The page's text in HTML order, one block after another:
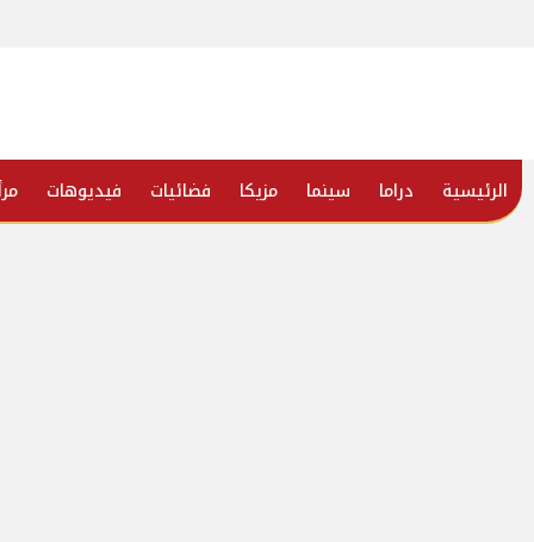
الرئيسية دراما سينما مزيكا فضائيات فيديوهات